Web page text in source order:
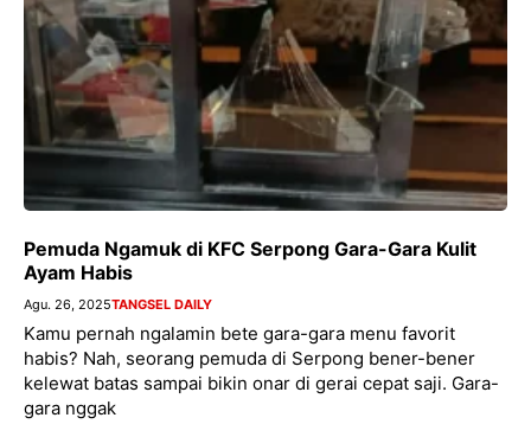
Pemuda Ngamuk di KFC Serpong Gara-Gara Kulit
Ayam Habis
Agu. 26, 2025TANGSEL DAILY
Kamu pernah ngalamin bete gara-gara menu favorit
habis? Nah, seorang pemuda di Serpong bener-bener
kelewat batas sampai bikin onar di gerai cepat saji. Gara-
gara nggak